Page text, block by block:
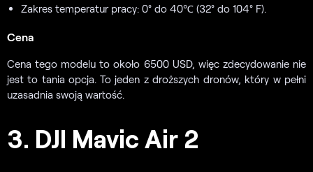
Zakres temperatur pracy: 0° do 40℃ (32° do 104° F).
Cena
Cena tego modelu to około 6500 USD, więc zdecydowanie nie
jest to tania opcja. To jeden z droższych dronów, który w pełni
uzasadnia swoją wartość.
3. DJI Mavic Air 2